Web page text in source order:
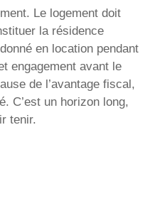
Le logement doit
la résidence
en location pendant
engagement avant le
de l’avantage fiscal,
C’est un horizon long,
tenir.